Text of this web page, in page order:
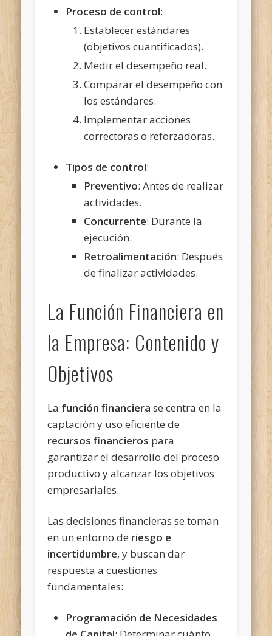
Proceso de control:
Establecer estándares
(objetivos cuantificados).
Medir el desempeño real.
Comparar el desempeño con
los estándares.
Implementar acciones
correctoras o reforzadoras.
Tipos de control:
Preventivo: Antes de realizar
actividades.
Concurrente: Durante la
ejecución.
Retroalimentación: Después
de finalizar actividades.
La Función Financiera en
la Empresa: Contenido y
Objetivos
La función financiera se centra en la
captación y uso eficiente de
recursos financieros para
garantizar el desarrollo del proceso
productivo y alcanzar los objetivos
empresariales.
Las decisiones financieras se toman
en un entorno de riesgo e
incertidumbre, y buscan dar
respuesta a cuestiones
fundamentales:
Programación de Necesidades